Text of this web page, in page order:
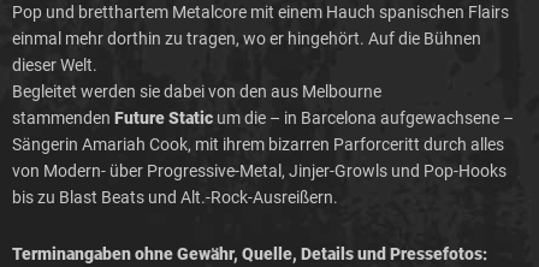
Pop und bretthartem Metalcore mit einem Hauch spanischen Flairs
einmal mehr dorthin zu tragen, wo er hingehört. Auf die Bühnen
dieser Welt.
Begleitet werden sie dabei von den aus Melbourne
stammenden Future Static um die – in Barcelona aufgewachsene –
Sängerin Amariah Cook, mit ihrem bizarren Parforceritt durch alles
von Modern- über Progressive-Metal, Jinjer-Growls und Pop-Hooks
bis zu Blast Beats und Alt.-Rock-Ausreißern.
Terminangaben ohne Gewähr, Quelle, Details und Pressefotos: